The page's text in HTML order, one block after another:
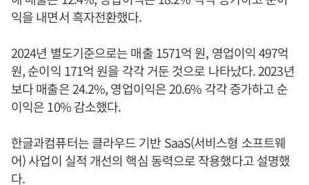
익을 내면서 흑자전환했다.
2024년 별도기준으로는 매출 1571억 원, 영업이익 497억
원, 순이익 171억 원을 각각 거둔 것으로 나타났다. 2023년
보다 매출은 24.2%, 영업이익은 20.6% 각각 증가하고 순
이익은 10% 감소했다.
한글과컴퓨터는 클라우드 기반 SaaS(서비스형 소프트웨
어) 사업이 실적 개선의 핵심 동력으로 작용했다고 설명했
다.